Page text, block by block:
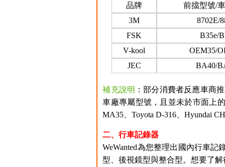
品牌
前擋型號/
3M
8702E/
FSK
B35e/
V-kool
OEM35/
JEC
BA40/
補充說明 ：部分消費者反應車商
車廠專屬型號，且並未於市面上
MA35、Toyota D-316、Hyundai
二、行車記錄器
WeWanted為您整理出國內行車
型、後視鏡型與整合型。想要了